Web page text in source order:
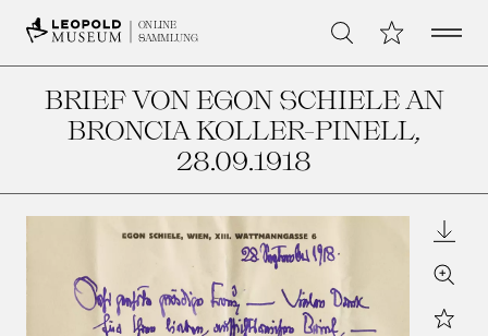
ONLINE
SAMMLUNG
Suche Meine Open
BRIEF VON EGON SCHIELE AN
BRONCIA KOLLER-PINELL,
28.09.1918
Zoom
Star